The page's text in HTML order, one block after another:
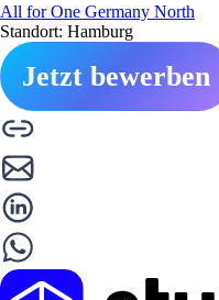
All for One Germany North
Standort: Hamburg
Jetzt bewerben